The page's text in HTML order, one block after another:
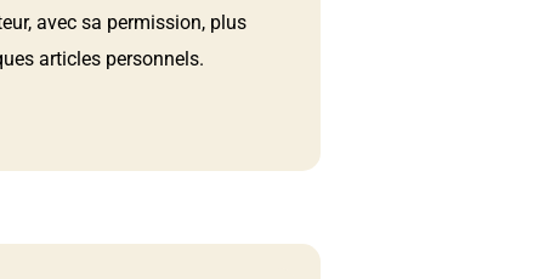
avec sa permission, plus
articles personnels.